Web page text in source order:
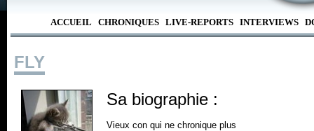
ACCUEIL CHRONIQUES LIVE-REPORTS INTERVIEWS
FLY
Sa biographie :
Vieux con qui ne chronique plus